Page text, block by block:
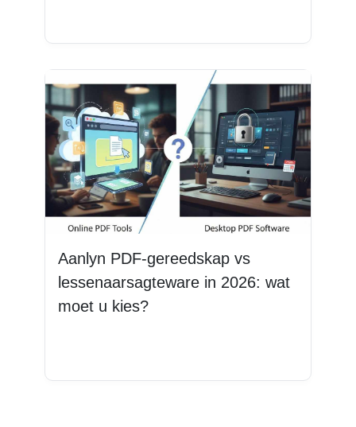
Aanlyn PDF-gereedskap vs
lessenaarsagteware in 2026: wat
moet u kies?